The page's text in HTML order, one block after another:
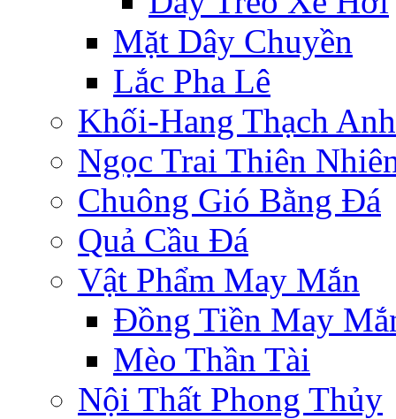
Mặt Dây Chuyền
Lắc Pha Lê
Khối-Hang Thạch Anh
Ngọc Trai Thiên
Chuông Gió Bằng Đá
Quả Cầu Đá
Vật Phẩm May Mắn
Đồng Tiền May
Mèo Thần Tài
Nội Thất Phong Thủy